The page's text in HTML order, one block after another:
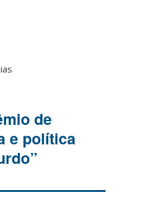
de
e política